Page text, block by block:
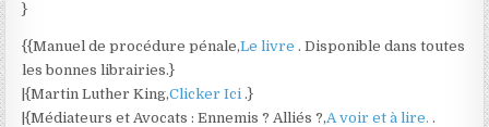
}
{{Manuel de procédure pénale,Le livre. Disponible dans toutes
les bonnes librairies.}
|{Martin Luther King,Clicker Ici.}
|{Médiateurs et Avocats : Ennemis ? Alliés ?,A voir et à lire..